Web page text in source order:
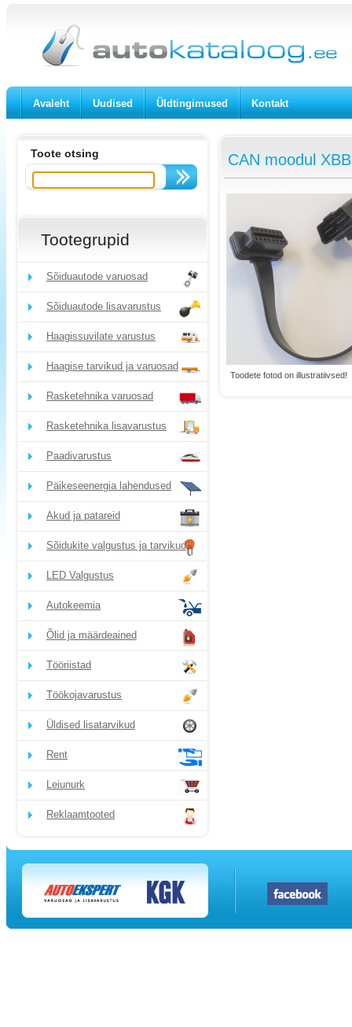
Avaleht Uudised Üldtingimused Kontakt
Toote otsing
Tootegrupid
Sõiduautode varuosad
Sõiduautode lisavarustus
Haagissuvilate varustus
Haagise tarvikud ja varuosad
Rasketehnika varuosad
Rasketehnika lisavarustus
Paadivarustus
Päikeseenergia lahendused
Akud ja patareid
Sõidukite valgustus ja tarvikud
LED Valgustus
Autokeemia
Õlid ja määrdeained
Tööriistad
Töökojavarustus
Üldised lisatarvikud
Rent
Leiunurk
Reklaamtooted
CAN moodul
Toodete fotod on illustratiivsed!